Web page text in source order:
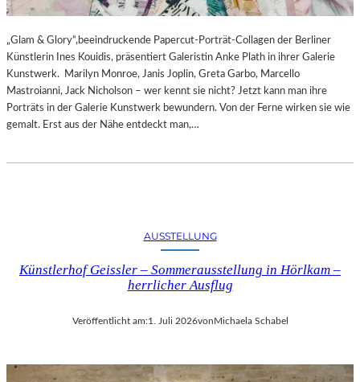
„Glam & Glory“,beeindruckende Papercut-Porträt-Collagen der Berliner
Künstlerin Ines Kouidis, präsentiert Galeristin Anke Plath in ihrer Galerie
Kunstwerk. Marilyn Monroe, Janis Joplin, Greta Garbo, Marcello
Mastroianni, Jack Nicholson – wer kennt sie nicht? Jetzt kann man ihre
Porträts in der Galerie Kunstwerk bewundern. Von der Ferne wirken sie wie
gemalt. Erst aus der Nähe entdeckt man,…
AUSSTELLUNG
Künstlerhof Geissler – Sommerausstellung in Hörlkam –
herrlicher Ausflug
Veröffentlicht am:1. Juli 2026vonMichaela Schabel